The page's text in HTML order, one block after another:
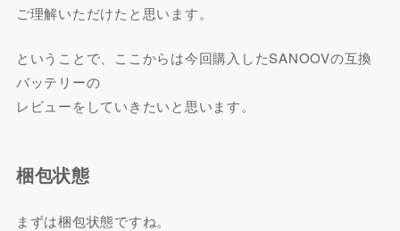
ご理解いただけたと思います。
ということで、ここからは今回購入したSANOOVの互換
バッテリーの
レビューをしていきたいと思います。
梱包状態
まずは梱包状態ですね。